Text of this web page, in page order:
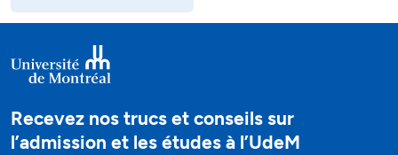
Recevez nos trucs et conseils sur
l’admission et les études à l’UdeM